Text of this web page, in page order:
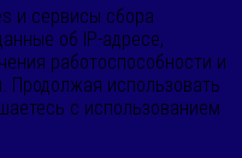
и сервисы сбора
об IP-адресе,
работоспособности и
Продолжая использовать
с использованием